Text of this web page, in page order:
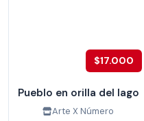
$17.000
Pueblo en orilla del lago
Arte X Número